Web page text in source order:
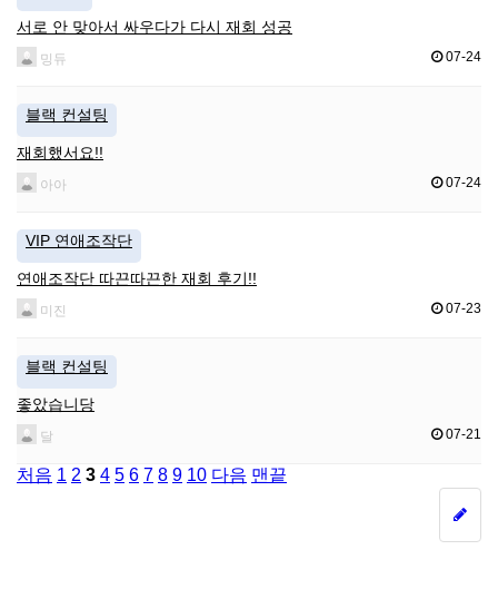
서로 안 맞아서 싸우다가 다시 재회 성공
밍듀 07-24
블랙 컨설팅
재회했서요!!
아아 07-24
VIP 연애조작단
연애조작단 따끈따끈한 재회 후기!!
미진 07-23
블랙 컨설팅
좋았습니당
달 07-21
처음 1 2 3 4 5 6 7 8 9 10 다음 맨끝